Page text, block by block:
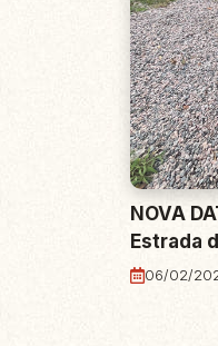
NOVA
Estrada
06/02/